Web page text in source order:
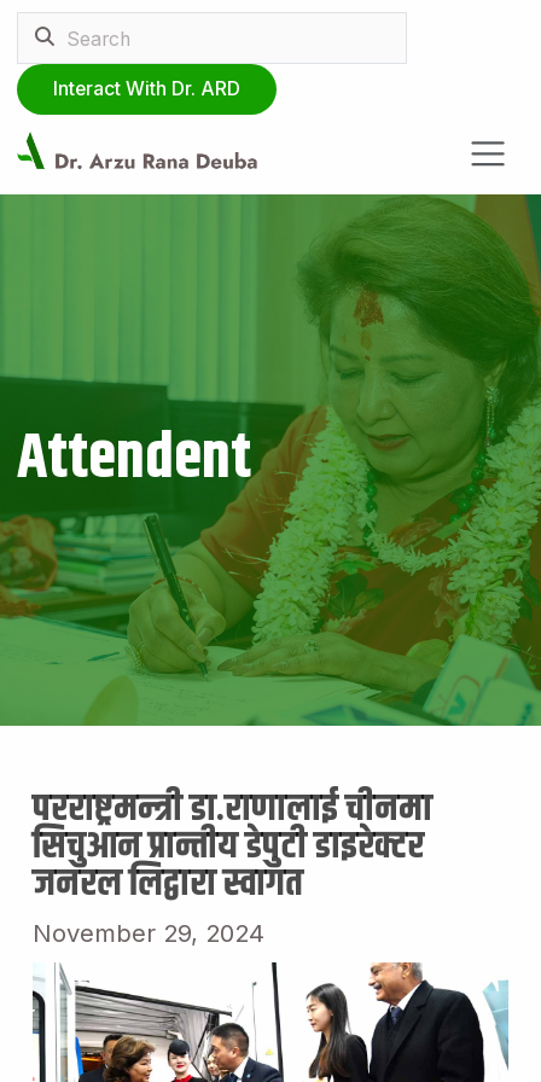
Interact With Dr. ARD
Attendent
परराष्ट्रमन्त्री डा.राणालाई चीनमा
सिचुआन प्रान्तीय डेपुटी डाइरेक्टर
जनरल लिद्वारा स्वागत
November 29, 2024